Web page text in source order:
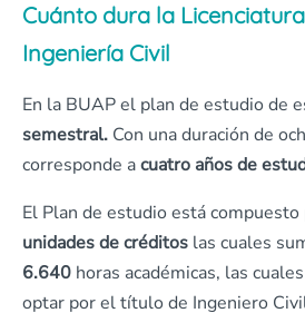
Cuánto dura la
Ingeniería Civil
En la BUAP el plan de estudio de
semestral. Con una duración de
corresponde acuatro años de
El Plan de estudio está
unidades de créditos las cuales
6.640 horas académicas, las
optar por el título de Ingeniero